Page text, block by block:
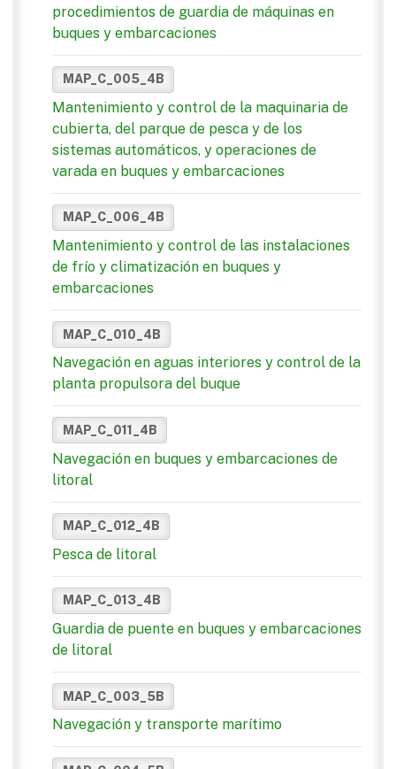
procedimientos de guardia de máquinas en
buques y embarcaciones
MAP_C_005_4B
Mantenimiento y control de la maquinaria de
cubierta, del parque de pesca y de los
sistemas automáticos, y operaciones de
varada en buques y embarcaciones
MAP_C_006_4B
Mantenimiento y control de las instalaciones
de frío y climatización en buques y
embarcaciones
MAP_C_010_4B
Navegación en aguas interiores y control de la
planta propulsora del buque
MAP_C_011_4B
Navegación en buques y embarcaciones de
litoral
MAP_C_012_4B
Pesca de litoral
MAP_C_013_4B
Guardia de puente en buques y embarcaciones
de litoral
MAP_C_003_5B
Navegación y transporte marítimo